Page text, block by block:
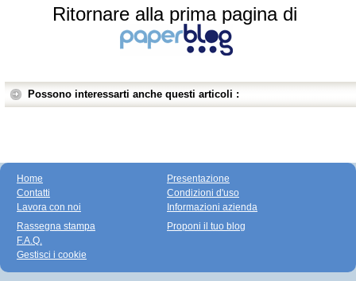
Ritornare alla prima pagina di
Possono interessarti anche questi articoli :
Home
Contatti
Lavora con noi
Presentazione
Condizioni d'uso
Informazioni azienda
Rassegna stampa
F.A.Q.
Gestisci i cookie
Proponi il tuo blog